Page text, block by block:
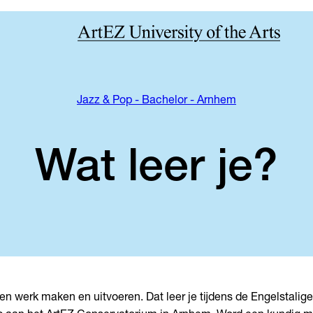
Jazz & Pop - Bachelor - Arnhem
Wat leer je?
werk maken en uitvoeren. Dat leer je tijdens de